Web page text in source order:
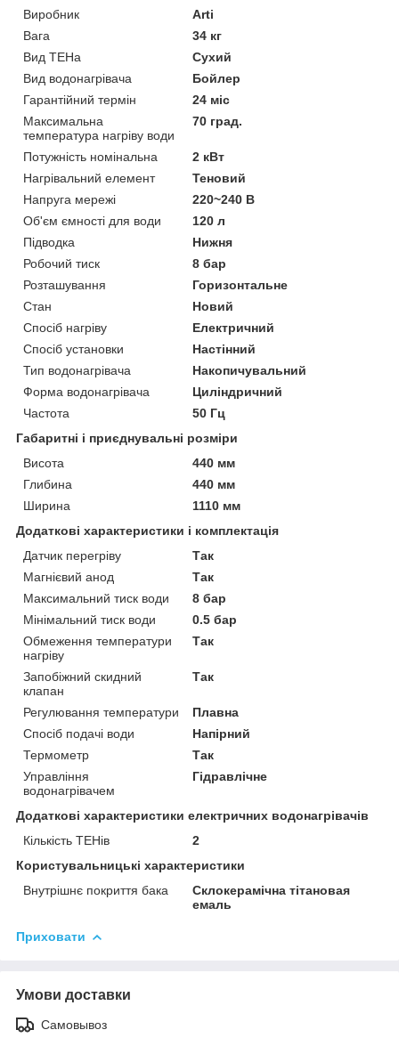
Виробник
Arti
Вага
34 кг
Вид ТЕНа
Сухий
Вид водонагрівача
Бойлер
Гарантійний термін
24 міс
Максимальна
температура нагріву води
70 град.
Потужність номінальна
2 кВт
Нагрівальний елемент
Теновий
Напруга мережі
220~240 В
Об'єм ємності для води
120 л
Підводка
Нижня
Робочий тиск
8 бар
Розташування
Горизонтальне
Стан
Новий
Спосіб нагріву
Електричний
Спосіб установки
Настінний
Тип водонагрівача
Накопичувальний
Форма водонагрівача
Циліндричний
Частота
50 Гц
Габаритні і приєднувальні розміри
Висота
440 мм
Глибина
440 мм
Ширина
1110 мм
Додаткові характеристики і комплектація
Датчик перегріву
Так
Магнієвий анод
Так
Максимальний тиск води
8 бар
Мінімальний тиск води
0.5 бар
Обмеження температури
нагріву
Так
Запобіжний скидний
клапан
Так
Регулювання температури
Плавна
Спосіб подачі води
Напірний
Термометр
Так
Управління
водонагрівачем
Гідравлічне
Додаткові характеристики електричних водонагрівачів
Кількість ТЕНів
2
Користувальницькі характеристики
Внутрішнє покриття бака
Склокерамічна тітановая
емаль
Приховати
Умови доставки
Самовывоз